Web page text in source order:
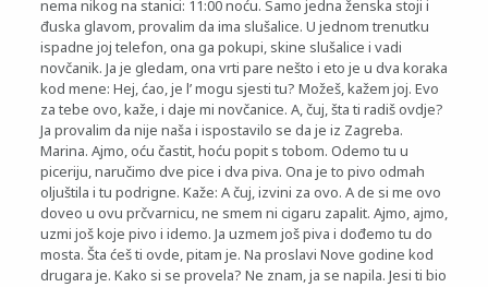
nema nikog na stanici: 11:00 noću. Samo jedna ženska stoji i
đuska glavom, provalim da ima slušalice. U jednom trenutku
ispadne joj telefon, ona ga pokupi, skine slušalice i vadi
novčanik. Ja je gledam, ona vrti pare nešto i eto je u dva koraka
kod mene: Hej, ćao, je l’ mogu sjesti tu? Možeš, kažem joj. Evo
za tebe ovo, kaže, i daje mi novčanice. A, čuj, šta ti radiš ovdje?
Ja provalim da nije naša i ispostavilo se da je iz Zagreba.
Marina. Ajmo, oću častit, hoću popit s tobom. Odemo tu u
piceriju, naručimo dve pice i dva piva. Ona je to pivo odmah
oljuštila i tu podrigne. Kaže: A čuj, izvini za ovo. A de si me ovo
doveo u ovu prčvarnicu, ne smem ni cigaru zapalit. Ajmo, ajmo,
uzmi još koje pivo i idemo. Ja uzmem još piva i dođemo tu do
mosta. Šta ćeš ti ovde, pitam je. Na proslavi Nove godine kod
drugara je. Kako si se provela? Ne znam, ja se napila. Jesi ti bio